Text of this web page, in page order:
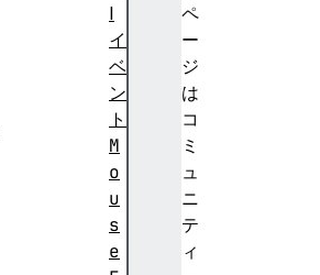
ペ
ー
ジ
は
コ
ミ
ュ
ニ
テ
ィ
I
イ
ベ
ン
ト
M
o
u
s
e